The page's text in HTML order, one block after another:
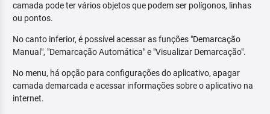
camada pode ter vários objetos que podem ser polígonos, linhas
ou pontos.
No canto inferior, é possível acessar as funções "Demarcação
Manual", "Demarcação Automática" e "Visualizar Demarcação".
No menu, há opção para configurações do aplicativo, apagar
camada demarcada e acessar informações sobre o aplicativo na
internet.